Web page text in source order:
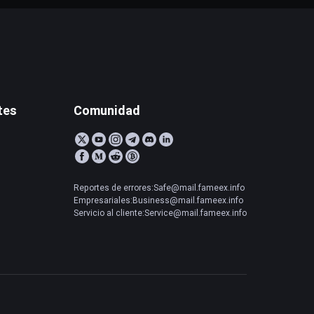
Comunidad
Reportes de errores:Safe@mail.fameex.info
Empresariales:Business@mail.fameex.info
Servicio al cliente:Service@mail.fameex.info